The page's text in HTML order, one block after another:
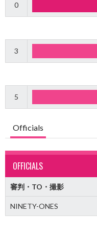
0
3
5
Officials
OFFICIALS
審判・TO・撮影
NINETY-ONES